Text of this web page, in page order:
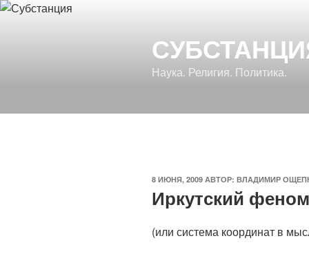
Перейти
Наука. Религия. Политика.
ОПУБЛИКОВАНО
8 ИЮНЯ, 2009 АВТОР: ВЛАДИМИР
Иркутский
(или система координат в